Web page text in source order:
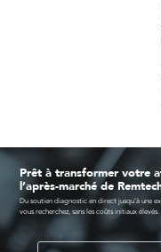
Prêt à transformer votre
l’après-marché de
Du soutien diagnostic en direct jusqu’à une
vous recherchez, sans les coûts initiaux élevés.